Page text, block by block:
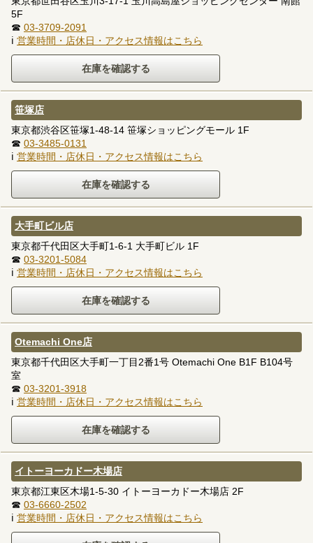
5F
☎ 03-3709-2091
ℹ 営業時間・店休日・アクセス情報はこちら
笹塚店
東京都渋谷区笹塚1-48-14 笹塚ショッピングモール 1F
☎ 03-3485-0131
ℹ 営業時間・店休日・アクセス情報はこちら
大手町ビル店
東京都千代田区大手町1-6-1 大手町ビル 1F
☎ 03-3201-5084
ℹ 営業時間・店休日・アクセス情報はこちら
Otemachi One店
東京都千代田区大手町一丁目2番1号 Otemachi One B1F B104号
室
☎ 03-3201-3918
ℹ 営業時間・店休日・アクセス情報はこちら
イトーヨーカドー木場店
東京都江東区木場1-5-30 イトーヨーカドー木場店 2F
☎ 03-6660-2502
ℹ 営業時間・店休日・アクセス情報はこちら